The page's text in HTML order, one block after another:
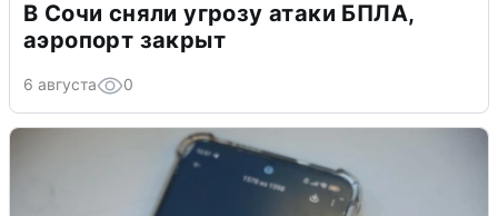
В Сочи сняли угрозу атаки БПЛА,
аэропорт закрыт
6 августа 0